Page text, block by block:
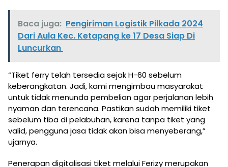
Baca juga: Pengiriman Logistik Pilkada 2024
Dari Aula Kec. Ketapang ke 17 Desa Siap Di
Luncurkan
“Tiket ferry telah tersedia sejak H-60 sebelum
keberangkatan. Jadi, kami mengimbau masyarakat
untuk tidak menunda pembelian agar perjalanan lebih
nyaman dan terencana. Pastikan sudah memiliki tiket
sebelum tiba di pelabuhan, karena tanpa tiket yang
valid, pengguna jasa tidak akan bisa menyeberang,”
ujarnya.
Penerapan digitalisasi tiket melalui Ferizy merupakan